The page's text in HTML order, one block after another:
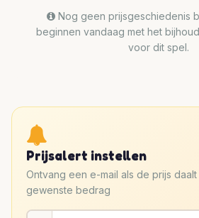
Nog geen prijsgeschiedenis
beginnen vandaag met het
voor dit spel.
Prijsalert instellen
Ontvang een e-mail als de prijs
gewenste bedrag